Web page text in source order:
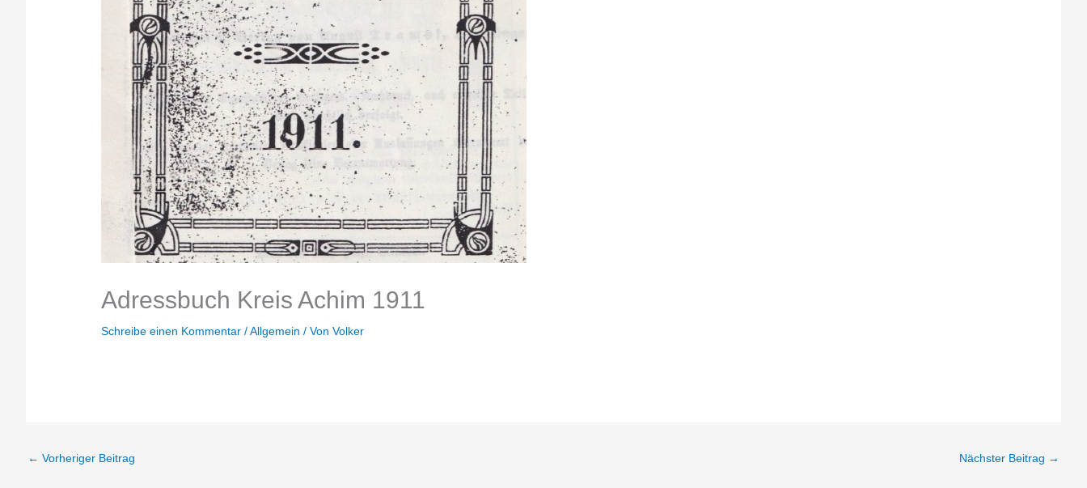
Adressbuch Kreis Achim 1911
Schreibe einen Kommentar /Allgemein / VonVolker
← Vorheriger Beitrag Nächster Beitrag →